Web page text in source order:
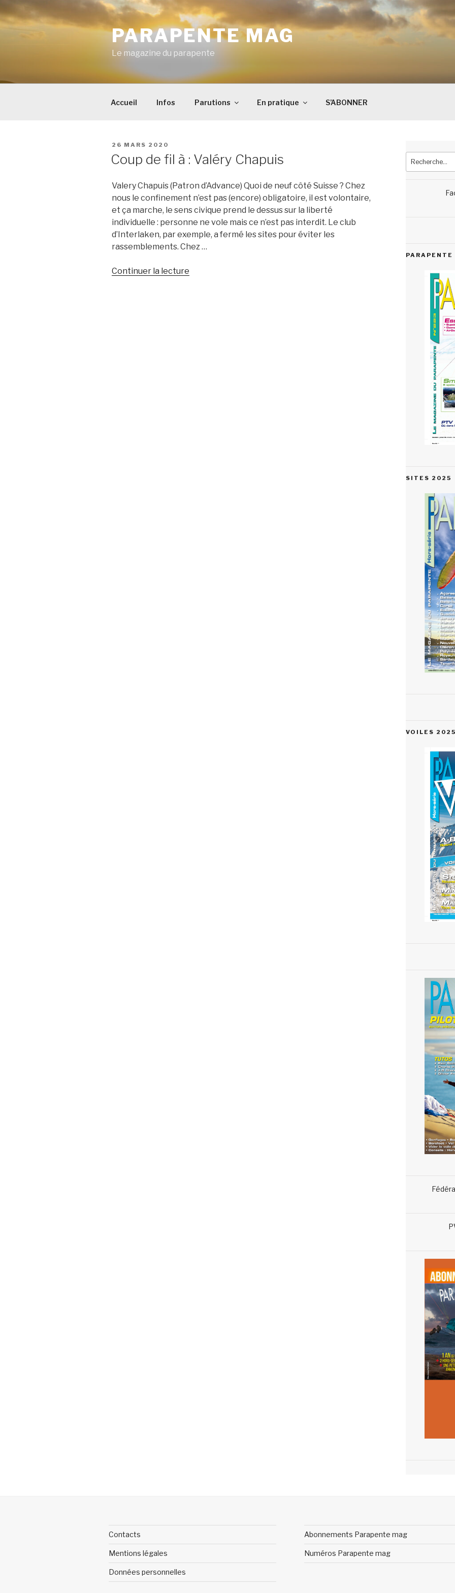
Aller
au
contenu
PARAPENTE MAG
Le magazine du parapente
Accueil Infos Parutions En pratique S’ABONNER
PUBLIÉ
26 MARS 2020
Coup de fil à : Valéry Chapuis
Valery Chapuis (Patron d’Advance) Quoi de neuf côté Suisse ? Chez
nous le confinement n’est pas (encore) obligatoire, il est volontaire,
et ça marche, le sens civique prend le dessus sur la liberté
individuelle : personne ne vole mais ce n’est pas interdit. Le club
d’Interlaken, par exemple, a fermé les sites pour éviter les
rassemblements. Chez …
Continuer la lecture
SITES 2025
VOILES
Contacts
Mentions légales
Données personnelles
Abonnements Parapente mag
Numéros Parapente mag